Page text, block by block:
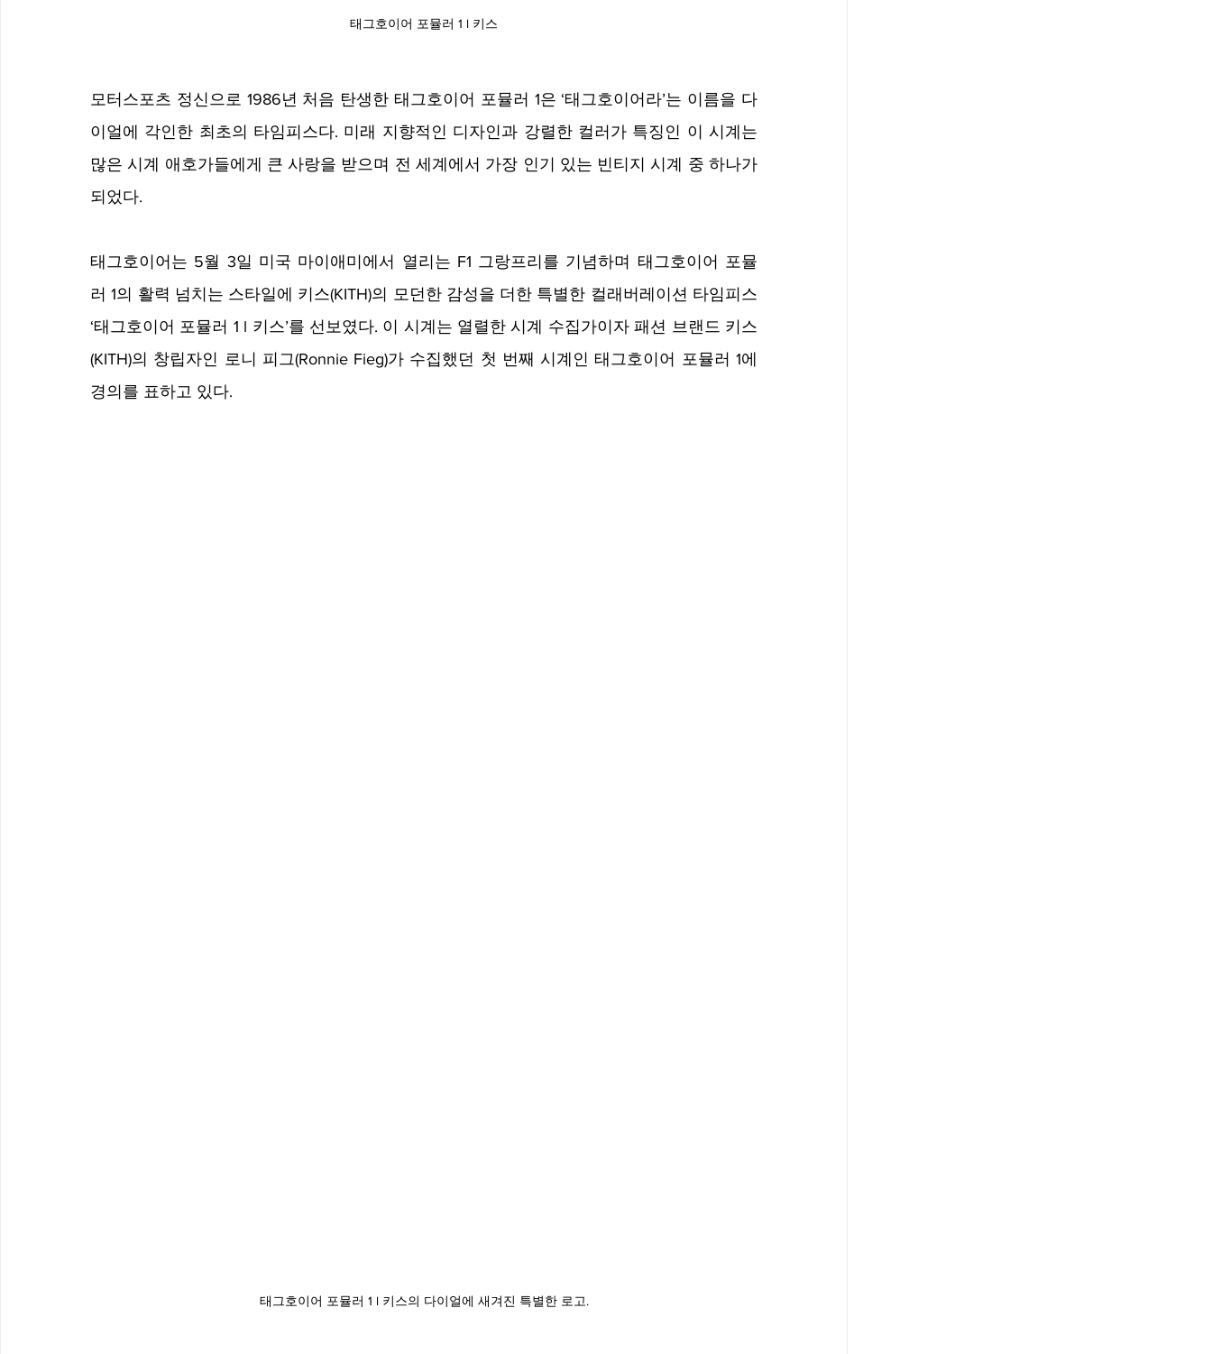
태그호이어 포뮬러 1 l 키스
모터스포츠 정신으로 1986년 처음 탄생한 태그호이어 포뮬러 1은 ‘태그호이어라’는 이름을 다
이얼에 각인한 최초의 타임피스다. 미래 지향적인 디자인과 강렬한 컬러가 특징인 이 시계는
많은 시계 애호가들에게 큰 사랑을 받으며 전 세계에서 가장 인기 있는 빈티지 시계 중 하나가
되었다.
태그호이어는 5월 3일 미국 마이애미에서 열리는 F1 그랑프리를 기념하며 태그호이어 포뮬
러 1의 활력 넘치는 스타일에 키스(KITH)의 모던한 감성을 더한 특별한 컬래버레이션 타임피스
‘태그호이어 포뮬러 1 l 키스’를 선보였다. 이 시계는 열렬한 시계 수집가이자 패션 브랜드 키스
(KITH)의 창립자인 로니 피그(Ronnie Fieg)가 수집했던 첫 번째 시계인 태그호이어 포뮬러 1에
경의를 표하고 있다.
태그호이어 포뮬러 1 l 키스의 다이얼에 새겨진 특별한 로고.